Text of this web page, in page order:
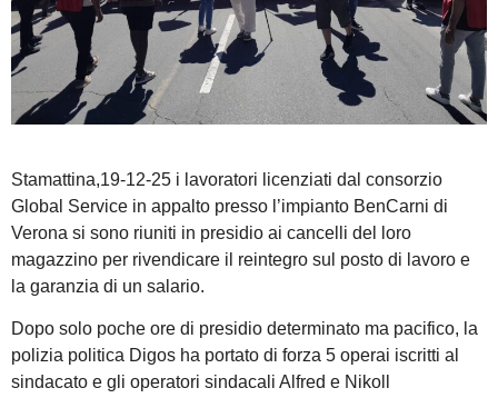
Stamattina,19-12-25 i lavoratori licenziati dal consorzio
Global Service in appalto presso l’impianto BenCarni di
Verona si sono riuniti in presidio ai cancelli del loro
magazzino per rivendicare il reintegro sul posto di lavoro e
la garanzia di un salario.
Dopo solo poche ore di presidio determinato ma pacifico, la
polizia politica Digos ha portato di forza 5 operai iscritti al
sindacato e gli operatori sindacali Alfred e Nikoll